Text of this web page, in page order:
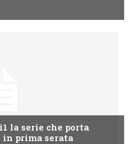
la serie che porta
in prima serata